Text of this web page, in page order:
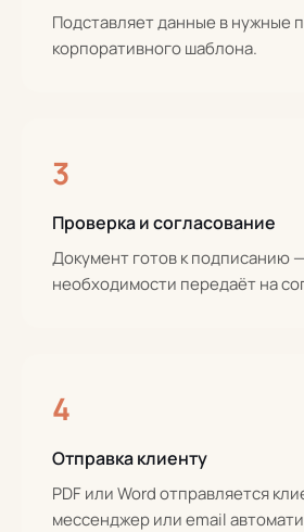
Подставляет данные в нужные
корпоративного шаблона.
3
Проверка и согласование
Документ готов к подписанию
необходимости передаёт на
4
Отправка клиенту
PDF или Word отправляется
мессенджер или email